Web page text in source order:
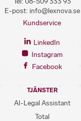
E-post: info@lexnova.se
Kundservice
LinkedIn
Instagram
Facebook
TJÄNSTER
AI-Legal Assistant
Total